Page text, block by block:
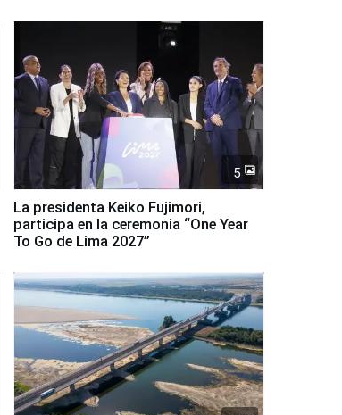
5
La presidenta Keiko Fujimori,
participa en la ceremonia “One Year
To Go de Lima 2027”